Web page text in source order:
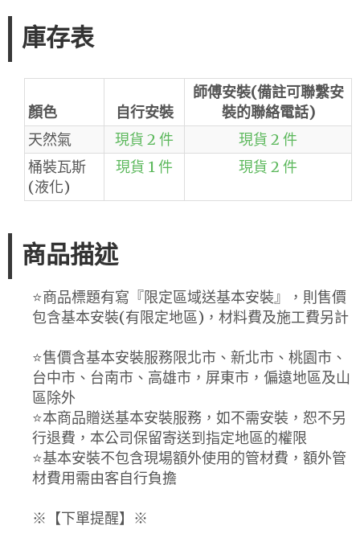
庫存表
顏色 自行安裝
師傅安裝(備註可聯繫安
裝的聯絡電話)
天然氣
現貨 2 件
現貨 2 件
桶裝瓦斯
(液化)
現貨 1 件 現貨 2 件
商品描述
⭐️商品標題有寫『限定區域送基本安裝』，則售價
包含基本安裝(有限定地區)，材料費及施工費另計
⭐️售價含基本安裝服務限北市、新北市、桃園市、
台中市、台南市、高雄市，屏東市，偏遠地區及山
區除外
⭐️本商品贈送基本安裝服務，如不需安裝，恕不另
行退費，本公司保留寄送到指定地區的權限
⭐️基本安裝不包含現場額外使用的管材費，額外管
材費用需由客自行負擔
※【下單提醒】※